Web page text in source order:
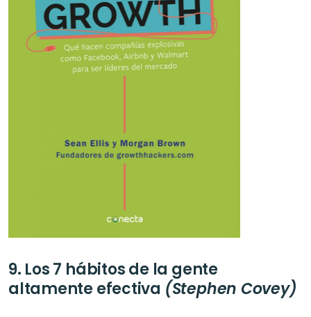
9. Los 7 hábitos de la gente
altamente efectiva (Stephen Covey)